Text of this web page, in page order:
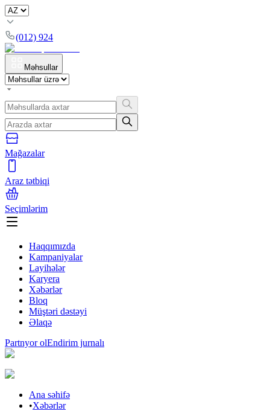
(012) 924
Məhsullar
Mağazalar
Araz tətbiqi
Seçimlərim
Haqqımızda
Kampaniyalar
Layihələr
Karyera
Xəbərlər
Bloq
Müştəri dəstəyi
Əlaqə
Partnyor olEndirim jurnalı
Ana səhifə
•Xəbərlər